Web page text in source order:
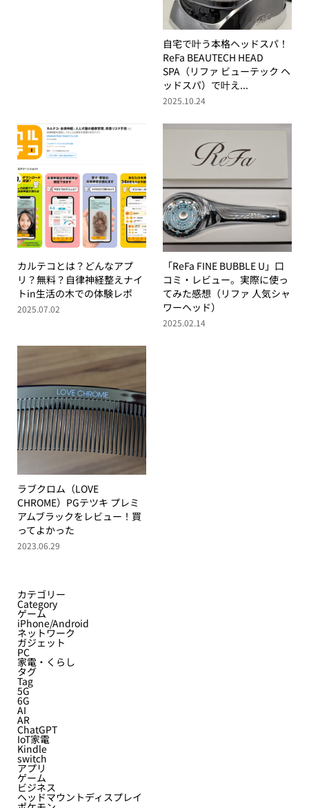
自宅で叶う本格ヘッドスパ！
ReFa BEAUTECH HEAD
SPA（リファ ビューテック ヘ
ッドスパ）で叶え...
2025.10.24
カルテコとは？どんなアプ
リ？無料？自律神経整えナイ
トin生活の木での体験レポ
2025.07.02
「ReFa FINE BUBBLE U」口
コミ・レビュー。実際に使っ
てみた感想（リファ 人気シャ
ワーヘッド）
2025.02.14
ラブクロム（LOVE
CHROME）PGテツキ プレミ
アムブラックをレビュー！買
ってよかった
2023.06.29
カテゴリー
Category
ゲーム
iPhone/Android
ネットワーク
ガジェット
PC
家電・くらし
タグ
Tag
5G
6G
AI
AR
ChatGPT
IoT家電
Kindle
switch
アプリ
ゲーム
ビジネス
ヘッドマウントディスプレイ